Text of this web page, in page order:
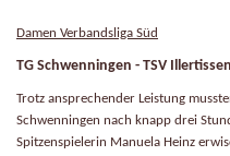
Damen Verbandsliga Süd
TG Schwenningen - TSV
Trotz ansprechender Leistung
Schwenningen nach knapp drei
Spitzenspielerin Manuela Heinz